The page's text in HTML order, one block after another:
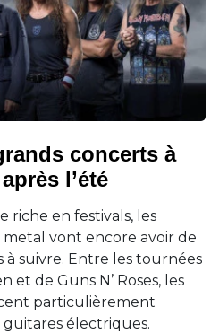
concerts à
l’été
riche en festivals, les
vont encore avoir de
suivre. Entre les tournées
et de Guns N’ Roses, les
particulièrement
guitares électriques.